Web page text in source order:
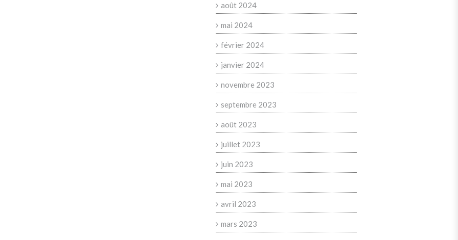
août 2024
mai 2024
février 2024
janvier 2024
novembre 2023
septembre 2023
août 2023
juillet 2023
juin 2023
mai 2023
avril 2023
mars 2023